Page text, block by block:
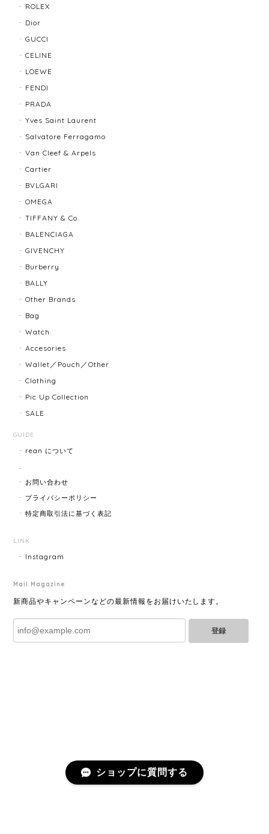
でした！ありがとうございました。また機会ありまし
たら利用させていただきたいと思いました🙇‍♀️
迅速に対応してくださり、ありがとうございます。 品
物の状態も良く、満足しております🥰 また機会があり
ましたらよろしくお願いします！
はぜんぜんわからずとても綺麗で素敵な時計でとても
気にいりました。 いつも迅速な発送と綺麗な商品ばか
りなので安心して購入できます。ありがとうございま
2025/06/28
とても綺麗なお品でした✨ ありがとうございました！
ROLEX
Dior
GUCCI
CELINE
LOEWE
FENDI
PRADA
Yves Saint Laurent
Salvatore Ferragamo
Van Cleef & Arpels
Cartier
BVLGARI
OMEGA
TIFFANY & Co.
BALENCIAGA
GIVENCHY
Burberry
BALLY
Other Brands
Bag
Watch
Accesories
Wallet／Pouch／Other
Clothing
Pic Up Collection
SALE
GUIDE
rean について
お問い合わせ
プライバシーポリシー
特定商取引法に基づく表記
LINK
Instagram
Mail Magazine
新商品やキャンペーンなどの最新情報をお届けいたします。
登録
ショップに質問する